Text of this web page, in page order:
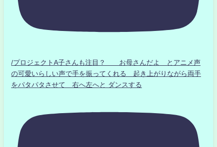
/プロジェクトA子さんも注目？ お母さんだよ とアニメ声
の可愛いらしい声で手を振ってくれる 起き上がりながら両手
をパタパタさせて 右へ左へと ダンスする